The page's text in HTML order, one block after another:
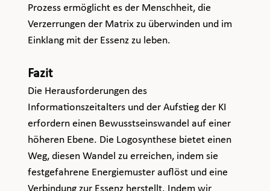
Prozess ermöglicht es der Menschheit, die
Verzerrungen der Matrix zu überwinden und im
Einklang mit der Essenz zu leben.
Fazit
Die Herausforderungen des
Informationszeitalters und der Aufstieg der KI
erfordern einen Bewusstseinswandel auf einer
höheren Ebene. Die Logosynthese bietet einen
Weg, diesen Wandel zu erreichen, indem sie
festgefahrene Energiemuster auflöst und eine